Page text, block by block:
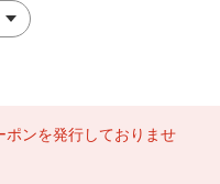
ンを発行しておりませ